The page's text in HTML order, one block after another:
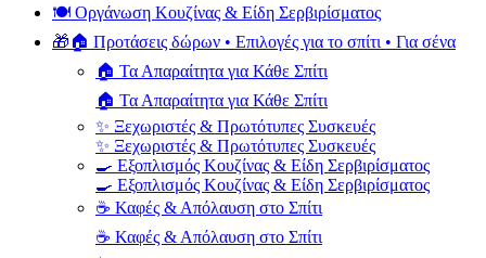
🍽️ Οργάνωση Κουζίνας & Είδη Σερβιρίσματος
🎁🏠 Προτάσεις δώρων • Επιλογές για το σπίτι • Για σένα
🏠 Τα Απαραίτητα για Κάθε Σπίτι
🏠 Τα Απαραίτητα για Κάθε Σπίτι
✨ Ξεχωριστές & Πρωτότυπες Συσκευές
✨ Ξεχωριστές & Πρωτότυπες Συσκευές
🍳 Εξοπλισμός Κουζίνας & Είδη Σερβιρίσματος
🍳 Εξοπλισμός Κουζίνας & Είδη Σερβιρίσματος
☕ Καφές & Απόλαυση στο Σπίτι
☕ Καφές & Απόλαυση στο Σπίτι